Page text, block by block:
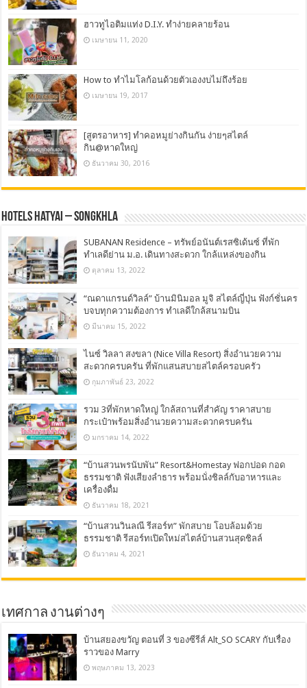
ฮาวทูไอติมแท่ง D.I.Y. ทำง่ายคลายร้อน
เมษายน 11, 2020
How to ทำไมโลก้อนด้วยตัวเองงบไม่ถึงร้อย
เมษายน 19, 2017
[สูตรอาหาร] ทำคอหมูย่างกินกัน ง่ายๆสไตล์
กิน@หาดใหญ่
ธันวาคม 30, 2016
Hotels Hatyai – Songkhla
SUBANAN Residence – ทรัพย์อนันต์เรสซิเด้นซ์ ที่พัก
ทำเลดีย่าน ม.อ. เดินทางสะดวก ใกล้แหล่งของกิน
ตุลาคม 13, 2022
“ณดาแกรนด์วิลล์” บ้านมินิมอล มูจิ สไตล์ญี่ปุ่น ฟังก์ชั่นคร
บจบทุกความต้องการ ทำเลดีใกล้สนามบิน
มีนาคม 15, 2022
ไนซ์ วิลลา สงขลา (Nice Villa Resort) สิ่งอำนวยความ
สะดวกครบครัน ที่พักแสนสบายสไตล์ครอบครัว
กุมภาพันธ์ 23, 2022
รวม 3ที่พักหาดใหญ่ ใกล้สถานที่สำคัญ ราคาสบาย
กระเป๋าพร้อมสิ่งอำนวยความสะดวกครบครัน
มกราคม 14, 2022
“บ้านสวนพรนับพัน” Resort&Homestay ฟอกปอด กอด
ธรรมชาติ ฟังเสียงลำธาร พร้อมนั่งชิลล์กับอาหารและ
เครื่องดื่ม
ธันวาคม 18, 2021
“บ้านสวนวินลณี รีสอร์ท” พักสบาย โอบล้อมด้วย
ธรรมชาติ รีสอร์ทเปิดใหม่สไตล์บ้านสวนสุดชิลล์
ธันวาคม 4, 2021
เทศกาล งานต่างๆ
บ้านสยองขวัญ ตอนที่ 3 ของซีรีส์ Alt_SO SCARY กับเรื่อง
ราวของ Marry
พฤษภาคม 13, 2023